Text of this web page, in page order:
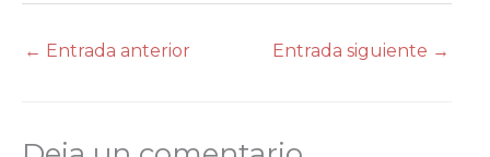
← Entrada anterior Entrada siguiente →